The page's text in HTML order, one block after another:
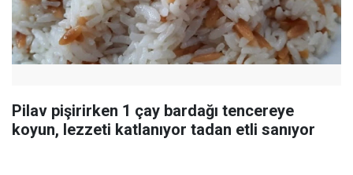
Pilav pişirirken 1 çay bardağı tencereye
koyun, lezzeti katlanıyor tadan etli sanıyor